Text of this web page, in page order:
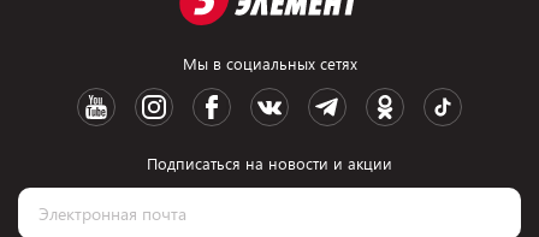
Мы в социальных сетях
Подписаться на новости и акции